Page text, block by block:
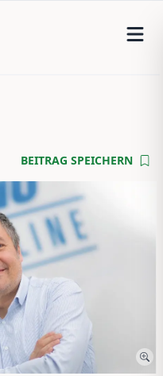
BEITRAG SPEICHERN